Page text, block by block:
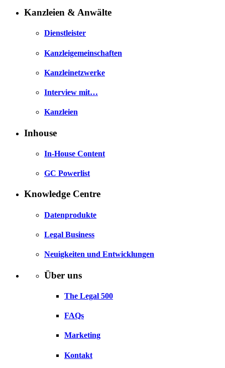
Kanzleien & Anwälte
Dienstleister
Kanzleigemeinschaften
Kanzleinetzwerke
Interview mit…
Kanzleien
Inhouse
In-House Content
GC Powerlist
Knowledge Centre
Datenprodukte
Legal Business
Neuigkeiten und Entwicklungen
Über uns
The Legal 500
FAQs
Marketing
Kontakt